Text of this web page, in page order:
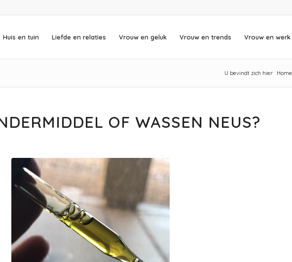
Huis en tuin Liefde en relaties Vrouw en geluk Vrouw en trends Vrouw en werk
U bevindt zich hier: Home
OF WASSEN NEUS?